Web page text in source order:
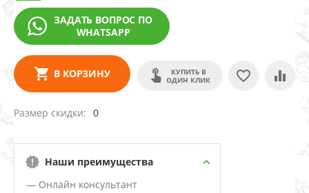
ЗАДАТЬ ВОПРОС ПО
WHATSAPP
В КОРЗИНУ
КУПИТЬ В
ОДИН КЛИК
Размер скидки 0
Наши преимущества
— Онлайн консультант